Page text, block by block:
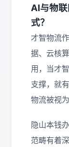
AI与物
式？
才智物流
据、云核
用，当才
支撑，就
物流被视
隐山本钱
范畴有着